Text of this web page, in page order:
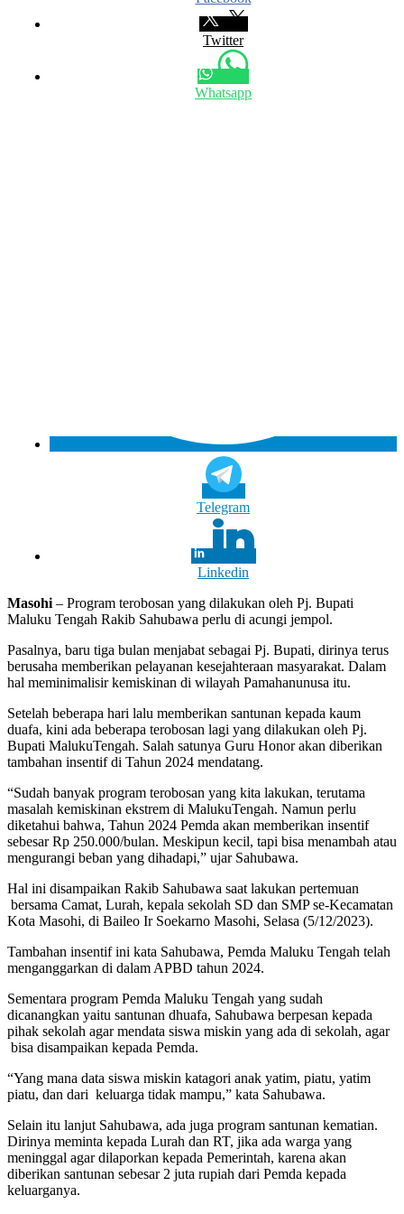
Twitter
Whatsapp
Telegram
Linkedin
Masohi – Program terobosan yang dilakukan oleh Pj. Bupati
Maluku Tengah Rakib Sahubawa perlu di acungi jempol.
Pasalnya, baru tiga bulan menjabat sebagai Pj. Bupati, dirinya terus
berusaha memberikan pelayanan kesejahteraan masyarakat. Dalam
hal meminimalisir kemiskinan di wilayah Pamahanunusa itu.
Setelah beberapa hari lalu memberikan santunan kepada kaum
duafa, kini ada beberapa terobosan lagi yang dilakukan oleh Pj.
Bupati MalukuTengah. Salah satunya Guru Honor akan diberikan
tambahan insentif di Tahun 2024 mendatang.
“Sudah banyak program terobosan yang kita lakukan, terutama
masalah kemiskinan ekstrem di MalukuTengah. Namun perlu
diketahui bahwa, Tahun 2024 Pemda akan memberikan insentif
sebesar Rp 250.000/bulan. Meskipun kecil, tapi bisa menambah atau
mengurangi beban yang dihadapi,” ujar Sahubawa.
Hal ini disampaikan Rakib Sahubawa saat lakukan pertemuan
bersama Camat, Lurah, kepala sekolah SD dan SMP se-Kecamatan
Kota Masohi, di Baileo Ir Soekarno Masohi, Selasa (5/12/2023).
Tambahan insentif ini kata Sahubawa, Pemda Maluku Tengah telah
menganggarkan di dalam APBD tahun 2024.
Sementara program Pemda Maluku Tengah yang sudah
dicanangkan yaitu santunan dhuafa, Sahubawa berpesan kepada
pihak sekolah agar mendata siswa miskin yang ada di sekolah, agar
bisa disampaikan kepada Pemda.
“Yang mana data siswa miskin katagori anak yatim, piatu, yatim
piatu, dan dari keluarga tidak mampu,” kata Sahubawa.
Selain itu lanjut Sahubawa, ada juga program santunan kematian.
Dirinya meminta kepada Lurah dan RT, jika ada warga yang
meninggal agar dilaporkan kepada Pemerintah, karena akan
diberikan santunan sebesar 2 juta rupiah dari Pemda kepada
keluarganya.